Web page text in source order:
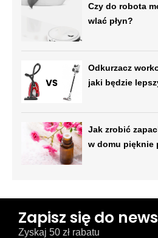
Czy do robota
wlać płyn?
Odkurzacz
jaki będzie
Jak zrobić
w domu pięknie
Zapisz się do
Zyskaj 50 zł rabatu